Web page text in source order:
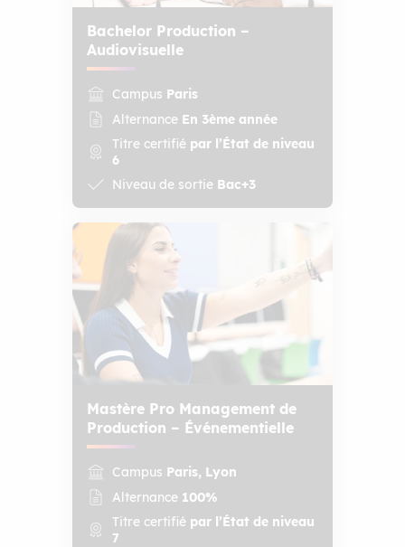
Bachelor Production –
Audiovisuelle
Campus Paris
Alternance En 3ème année
Titre certifié par l’État de niveau
6
Niveau de sortie Bac+3
Mastère Pro Management de
Production – Événementielle
Campus Paris, Lyon
Alternance 100%
Titre certifié par l’État de niveau
7